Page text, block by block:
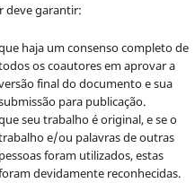
deve garantir:
haja um consenso completo de
os coautores em aprovar a
final do documento e sua
para publicação.
seu trabalho é original, e se o
e/ou palavras de outras
pessoas foram utilizados, estas
devidamente reconhecidas.